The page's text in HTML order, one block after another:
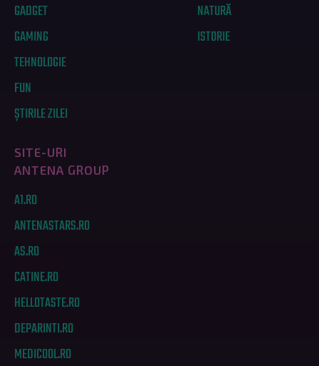
GADGET
GAMING
TEHNOLOGIE
FUN
ȘTIRILE ZILEI
NATURĂ
ISTORIE
SITE-URI
ANTENA GROUP
A1.RO
ANTENASTARS.RO
AS.RO
CATINE.RO
HELLOTASTE.RO
DEPARINTI.RO
MEDICOOL.RO